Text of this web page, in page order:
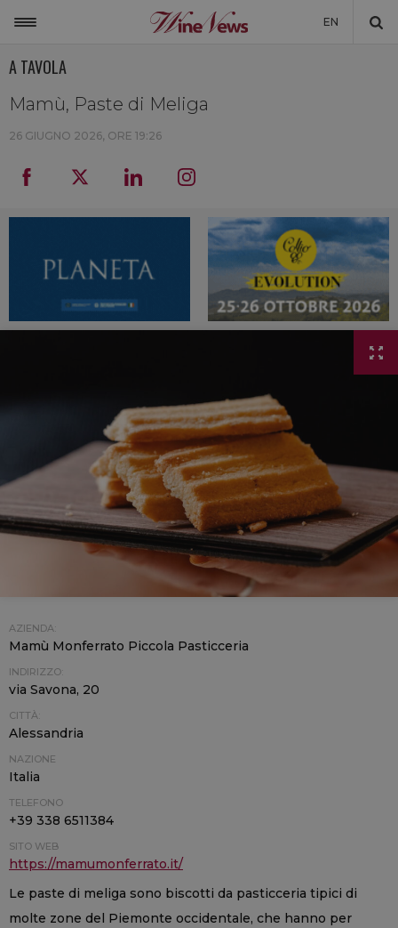
EN
MONDO
NON SOLO VINO
NEWSLETTER
DICONO DI NOI
A TAVOLA
Mamù, Paste di Meliga
26 GIUGNO 2026, ORE 19:26
AZIENDA:
Mamù Monferrato Piccola Pasticceria
INDIRIZZO:
via Savona, 20
CITTÀ:
Alessandria
NAZIONE
Italia
TELEFONO
+39 338 6511384
SITO WEB
https://mamumonferrato.it/
Le paste di meliga sono biscotti da pasticceria tipici di
molte zone del Piemonte occidentale, che hanno per